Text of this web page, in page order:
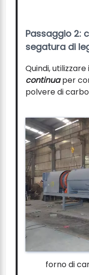
Passaggio 2:
segatura di
Quindi, utilizzare
continuaper
polvere di
forno di